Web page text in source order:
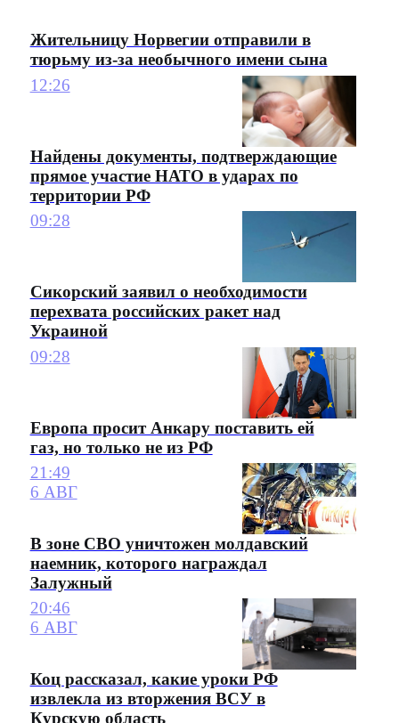
Жительницу Норвегии отправили в
тюрьму из-за необычного имени сына
12:26
Найдены документы, подтверждающие
прямое участие НАТО в ударах по
территории РФ
09:28
Сикорский заявил о необходимости
перехвата российских ракет над
Украиной
09:28
Европа просит Анкару поставить ей
газ, но только не из РФ
21:49
6 АВГ
В зоне СВО уничтожен молдавский
наемник, которого награждал
Залужный
20:46
6 АВГ
Коц рассказал, какие уроки РФ
извлекла из вторжения ВСУ в
Курскую область